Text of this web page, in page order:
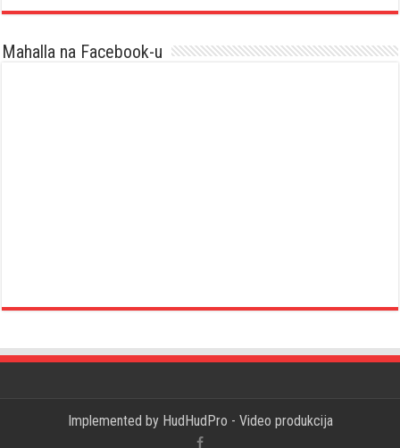
Mahalla na Facebook-u
Implemented by HudHudPro - Video produkcija